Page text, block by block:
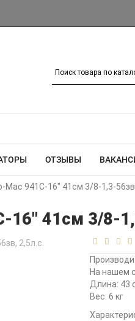
ОТЗЫВЫ
Mac 941C-16" 41см 3/8-1,3-
16" 41см 3/8-
На нашем
Длина: 43
Вес: 6 кг